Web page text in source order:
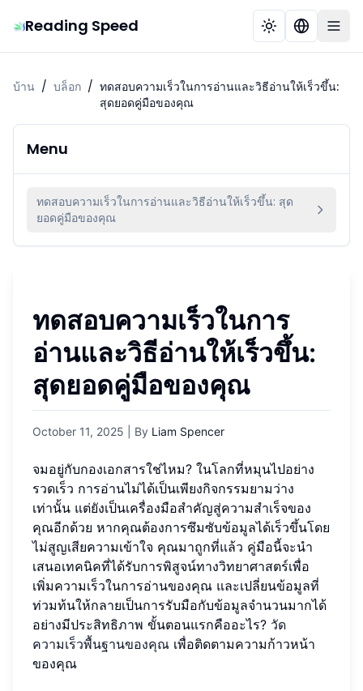
Reading Speed
บ้าน / บล็อก / ทดสอบความเร็วในการอ่านและวิธีอ่านให้เร็วขึ้น:
สุดยอดคู่มือของคุณ
Menu
ทดสอบความเร็วในการอ่านและวิธีอ่านให้เร็วขึ้น: สุด
ยอดคู่มือของคุณ
ทดสอบความเร็วในการ
อ่านและวิธีอ่านให้เร็วขึ้น:
สุดยอดคู่มือของคุณ
October 11, 2025 | By Liam Spencer
จมอยู่กับกองเอกสารใช่ไหม? ในโลกที่หมุนไปอย่าง
รวดเร็ว การอ่านไม่ได้เป็นเพียงกิจกรรมยามว่าง
เท่านั้น แต่ยังเป็นเครื่องมือสำคัญสู่ความสำเร็จของ
คุณอีกด้วย หากคุณต้องการซึมซับข้อมูลได้เร็วขึ้นโดย
ไม่สูญเสียความเข้าใจ คุณมาถูกที่แล้ว คู่มือนี้จะนำ
เสนอเทคนิคที่ได้รับการพิสูจน์ทางวิทยาศาสตร์เพื่อ
เพิ่มความเร็วในการอ่านของคุณ และเปลี่ยนข้อมูลที่
ท่วมท้นให้กลายเป็นการรับมือกับข้อมูลจำนวนมากได้
อย่างมีประสิทธิภาพ ขั้นตอนแรกคืออะไร? วัด
ความเร็วพื้นฐานของคุณ เพื่อติดตามความก้าวหน้า
ของคุณ